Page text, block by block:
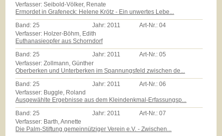
Verfasser: Seibold-Völker, Renate
Ermordet in Grafeneck: Helene Krötz - Ein unwertes Lebe...
Band:25 Jahr:2011 Art-Nr.:04
Verfasser: Holzer-Böhm, Edith
Euthanasieopfer aus Schorndorf
Band:25 Jahr:2011 Art-Nr.:05
Verfasser: Zollmann, Günther
Oberberken und Unterberken im Spannungsfeld zwischen de...
Band: 25 Jahr: 2011 Art-Nr.:06
Verfasser: Buggle, Roland
Ausgewählte Ergebnisse aus dem Kleindenkmal-Erfassungsp...
Band:25 Jahr:2011 Art-Nr.:07
Verfasser: Barth, Annette
Die Palm-Stiftung gemeinnütziger Verein e.V. - Zwischen...